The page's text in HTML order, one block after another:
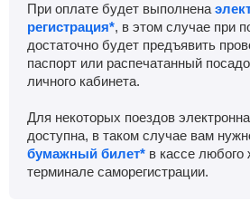
При оплате будет выполнена
регистрация*, в этом случае при
достаточно будет предъявить
паспорт или распечатанный
личного кабинета.
Для некоторых поездов
доступна, в таком случае вам
бумажный билет* в кассе любого
терминале саморегистрации.